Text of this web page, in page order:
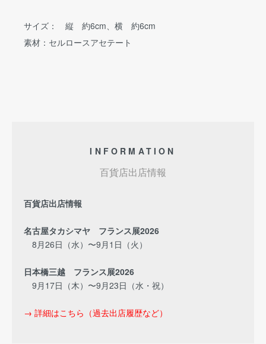
サイズ： 縦 約6cm、横 約6cm
素材：セルロースアセテート
INFORMATION
百貨店出店情報
百貨店出店情報
名古屋タカシマヤ フランス展2026
8月26日（水）〜9月1日（火）
日本橋三越 フランス展2026
9月17日（木）〜9月23日（水・祝）
→ 詳細はこちら（過去出店履歴など）